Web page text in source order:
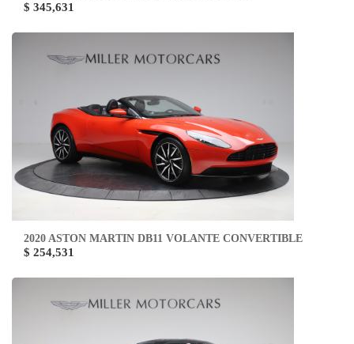
$ 345,631
2020 ASTON MARTIN DB11 VOLANTE CONVERTIBLE
$ 254,531